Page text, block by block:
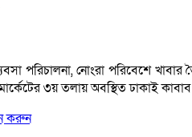
পরিচালনা, নোংরা পরিবেশে
৩য় তলায় অবস্থিত ঢাকাই
করুন